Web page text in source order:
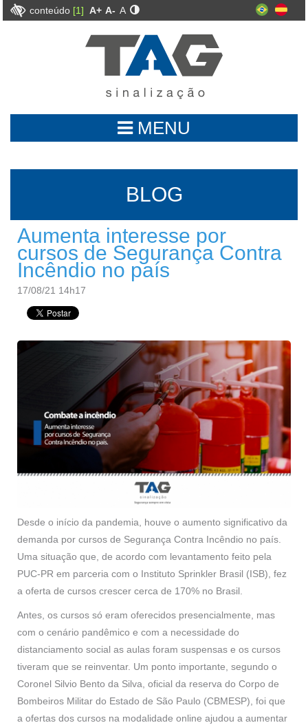
conteúdo [1] A+ A- A
MENU
BLOG
Aumenta interesse por
cursos de Segurança Contra
Incêndio no país
17/08/21 14h17
Desde o início da pandemia, houve o aumento significativo da
demanda por cursos de Segurança Contra Incêndio no país.
Uma situação que, de acordo com levantamento feito pela
PUC-PR em parceria com o Instituto Sprinkler Brasil (ISB), fez
a oferta de cursos crescer cerca de 170% no Brasil.
Antes, os cursos só eram oferecidos presencialmente, mas
com o cenário pandêmico e com a necessidade do
distanciamento social as aulas foram suspensas e os cursos
tiveram que se reinventar. Um ponto importante, segundo o
Coronel Silvio Bento da Silva, oficial da reserva do Corpo de
Bombeiros Militar do Estado de São Paulo (CBMESP), foi que
a ofertas dos cursos na modalidade online ajudou a aumentar